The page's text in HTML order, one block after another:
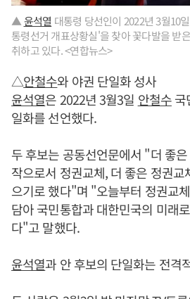
▲윤석열 대통령 당선인이 2022년 3월10
통령선거 개표상황실'을 찾아 꽃다발을 받
취하고 있다. <연합뉴스>
△안철수와 야권 단일화 성사
윤석열은 2022년 3월3일 안철수국
일화를 선언했다.
두 후보는 공동선언문에서 "더 좋
작으로서 정권교체, 더 좋은 정권
으기로 했다"며 "오늘부터 정권교
담아 국민통합과 대한민국의 미래
다"고 말했다.
윤석열과 안 후보의 단일화는 전격